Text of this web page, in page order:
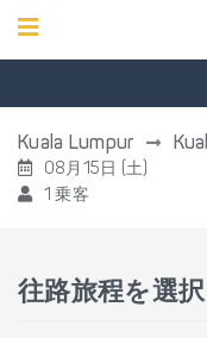
Kuala Lumpur
08月15日 (土)
1 乗客
往路旅程を選